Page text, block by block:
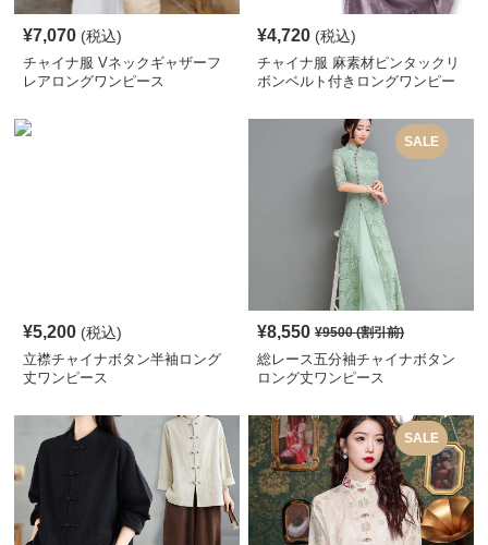
¥7,070 (税込)
チャイナ服 Vネックギャザーフ
レアロングワンピース
¥4,720 (税込)
チャイナ服 麻素材ピンタックリ
ボンベルト付きロングワンピー
¥5,200 (税込)
立襟チャイナボタン半袖ロング
丈ワンピース
SALE
¥8,550 ¥9500(割引前)
総レース五分袖チャイナボタン
ロング丈ワンピース
SALE